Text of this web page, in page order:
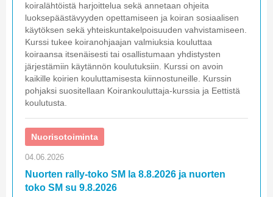
koiralähtöistä harjoittelua sekä annetaan ohjeita
luoksepäästävyyden opettamiseen ja koiran sosiaalisen
käytöksen sekä yhteiskuntakelpoisuuden vahvistamiseen.
Kurssi tukee koiranohjaajan valmiuksia kouluttaa
koiraansa itsenäisesti tai osallistumaan yhdistysten
järjestämiin käytännön koulutuksiin. Kurssi on avoin
kaikille koirien kouluttamisesta kiinnostuneille. Kurssin
pohjaksi suositellaan Koirankouluttaja-kurssia ja Eettistä
koulutusta.
Nuorisotoiminta
04.06.2026
Nuorten rally-toko SM la 8.8.2026 ja nuorten
toko SM su 9.8.2026